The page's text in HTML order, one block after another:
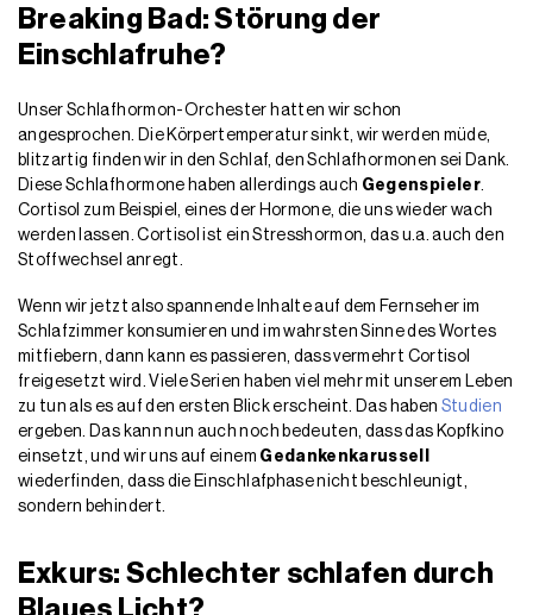
Breaking Bad: Störung der
Einschlafruhe?
Unser Schlafhormon-Orchester hatten wir schon
angesprochen. Die Körpertemperatur sinkt, wir werden müde,
blitzartig finden wir in den Schlaf, den Schlafhormonen sei Dank.
Diese Schlafhormone haben allerdings auch Gegenspieler.
Cortisol zum Beispiel, eines der Hormone, die uns wieder wach
werden lassen. Cortisol ist ein Stresshormon, das u.a. auch den
Stoffwechsel anregt.
Wenn wir jetzt also spannende Inhalte auf dem Fernseher im
Schlafzimmer konsumieren und im wahrsten Sinne des Wortes
mitfiebern, dann kann es passieren, dass vermehrt Cortisol
freigesetzt wird. Viele Serien haben viel mehr mit unserem Leben
zu tun als es auf den ersten Blick erscheint. Das haben Studien
ergeben. Das kann nun auch noch bedeuten, dass das Kopfkino
einsetzt, und wir uns auf einem Gedankenkarussell
wiederfinden, dass die Einschlafphase nicht beschleunigt,
sondern behindert.
Exkurs: Schlechter schlafen durch
Blaues Licht?